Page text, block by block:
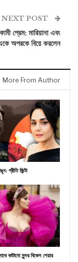
NEXT POST
প্রেম: মারিয়ানা এবং
অপরকে বিয়ে করলেন
More From Author
প্রীতি জ়িন্টা
কাটানো সুন্দর বিকেল শেয়ার